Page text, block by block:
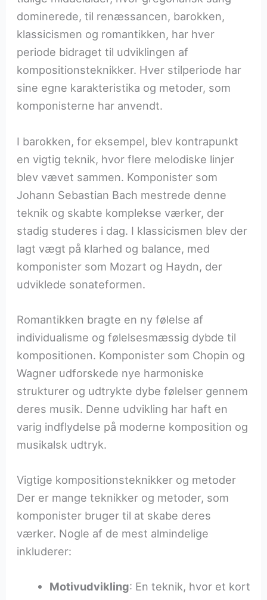
dominerede, til renæssancen, barokken,
klassicismen og romantikken, har hver
periode bidraget til udviklingen af
kompositionsteknikker. Hver stilperiode har
sine egne karakteristika og metoder, som
komponisterne har anvendt.
I barokken, for eksempel, blev kontrapunkt
en vigtig teknik, hvor flere melodiske linjer
blev vævet sammen. Komponister som
Johann Sebastian Bach mestrede denne
teknik og skabte komplekse værker, der
stadig studeres i dag. I klassicismen blev der
lagt vægt på klarhed og balance, med
komponister som Mozart og Haydn, der
udviklede sonateformen.
Romantikken bragte en ny følelse af
individualisme og følelsesmæssig dybde til
kompositionen. Komponister som Chopin og
Wagner udforskede nye harmoniske
strukturer og udtrykte dybe følelser gennem
deres musik. Denne udvikling har haft en
varig indflydelse på moderne komposition og
musikalsk udtryk.
Vigtige kompositionsteknikker og metoder
Der er mange teknikker og metoder, som
komponister bruger til at skabe deres
værker. Nogle af de mest almindelige
inkluderer:
Motivudvikling: En teknik, hvor et kort